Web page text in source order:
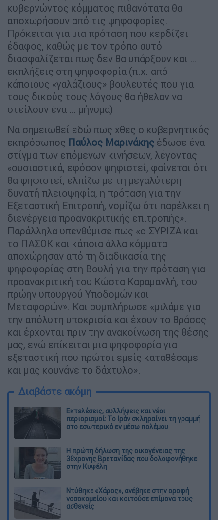
κυβερνώντος κόμματος πιθανότατα θα
αποχωρήσουν από τις ψηφοφορίες.
Πρόκειται για μια πρόταση που κερδίζει
έδαφος, καθώς με τον τρόπο αυτό
διασφαλίζεται πως δεν θα υπάρξουν και …
εκπλήξεις στη ψηφοφορία (π.χ. από
κάποιους «γαλάζιους» βουλευτές που για
τους δικούς τους λόγους θα ήθελαν να
στείλουν ένα … μήνυμα)
Να σημειωθεί εδώ πως χθες ο κυβερνητικός
εκπρόσωπος Παύλος Μαρινάκης έδωσε ένα
στίγμα των επόμενων κινήσεων, λέγοντας
«ουσιαστικά, εφόσον ψηφιστεί, φαίνεται ότι
θα ψηφιστεί, ελπίζω με τη μεγαλύτερη
δυνατή πλειοψηφία, η πρόταση για την
Εξεταστική Επιτροπή, νομίζω ότι παρέλκει η
διενέργεια προανακριτικής επιτροπής».
Παράλληλα υπενθύμισε πως «ο ΣΥΡΙΖΑ και
το ΠΑΣΟΚ και κάποια άλλα κόμματα
αποχώρησαν από τη διαδικασία της
ψηφοφορίας στη Βουλή για την πρόταση για
προανακριτική του Κώστα Καραμανλή, του
πρώην υπουργού Υποδομών και
Μεταφορών». Και συμπλήρωσε «μιλάμε για
την απόλυτη υποκρισία και έχουν το θράσος
και έρχονται πριν την ανακοίνωση της θέσης
μας, ενώ επίκειται μια ψηφοφορία για
εξεταστική που πρώτοι εμείς καταθέσαμε
και μας κουνάνε το δάχτυλο».
Διαβάστε ακόμη
Εκτελέσεις, συλλήψεις και νέοι
περιορισμοί: Το Ιράν σκληραίνει τη γραμμή
στο εσωτερικό εν μέσω πολέμου
Η πρώτη δήλωση της οικογένειας της
38χρονης Βρετανίδας που δολοφονήθηκε
στην Κυψέλη
Ντύθηκε «Χάρος», ανέβηκε στην οροφή
νοσοκομείου και κοιτούσε επίμονα τους
ασθενείς